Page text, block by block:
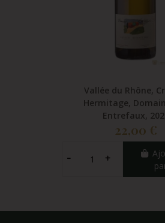
Vallée du Rhône,
Hermitage,
Entrefaux,
22,00 €